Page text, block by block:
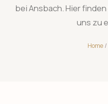
bei Ansbach. Hier
uns zu
Home